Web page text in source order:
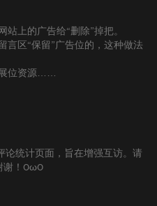
上的广告给“删除”掉把。
言区“保留”广告位的，这种做法
位资源……
论统计页面，旨在增强互访。请
谢！OωO